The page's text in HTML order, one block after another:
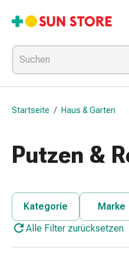
Gesundheit
&
Medikamente
Erkältung
&
Grippe
&
Halsschmerzen
Grippe-
Husten
&
Startseite / Haus & Garten
Putzen &
Kategorie Marke
Alle Filter zurücksetzen